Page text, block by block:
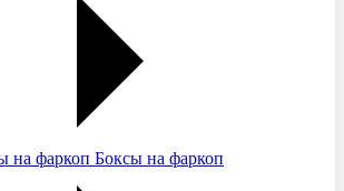
Боксы на фаркоп